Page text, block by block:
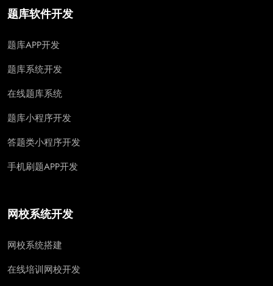
题库软件开发
题库APP开发
题库系统开发
在线题库系统
题库小程序开发
答题类小程序开发
手机刷题APP开发
网校系统开发
网校系统搭建
在线培训网校开发